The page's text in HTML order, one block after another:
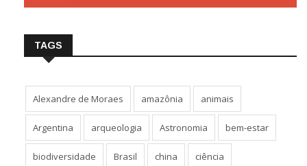
TAGS
Alexandre de Moraes amazônia animais
Argentina arqueologia Astronomia bem-estar
biodiversidade Brasil china ciência